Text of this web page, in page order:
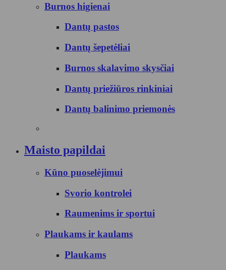
Burnos higienai
Dantų pastos
Dantų šepetėliai
Burnos skalavimo skysčiai
Dantų priežiūros rinkiniai
Dantų balinimo priemonės
Maisto papildai
Kūno puoselėjimui
Svorio kontrolei
Raumenims ir sportui
Plaukams ir kaulams
Plaukams